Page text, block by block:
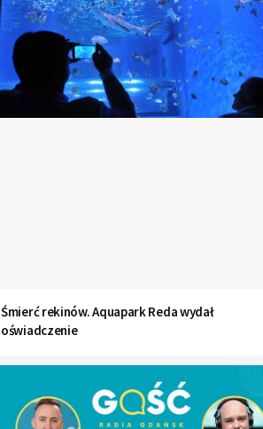
Śmierć rekinów. Aquapark Reda wydał
oświadczenie